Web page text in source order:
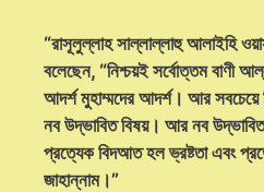
“রাসূলুল্লাহ সাল্লাল্লাহু আলাইহি
বলেছেন, “নিশ্চয়ই সর্বোত্তম বাণী
আদর্শ মুহাম্মদের আদর্শ। আর সবচেয়ে
নব উদ্ভাবিত বিষয়। আর নব
প্রত্যেক বিদআত হল ভ্রষ্টতা এবং
জাহান্নাম।”